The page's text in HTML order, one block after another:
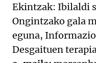
Ekintzak: Ibilaldi
Ongintzako gala
eguna,
Desgaituen